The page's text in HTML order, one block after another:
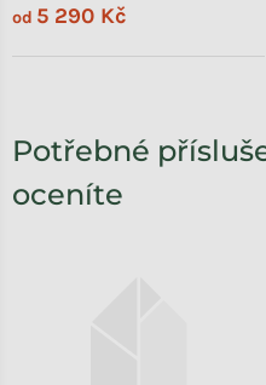
od 5 290 Kč
Potřebné
oceníte